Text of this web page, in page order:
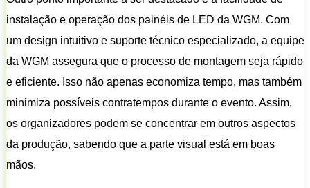
instalação e operação dos painéis de LED da WGM. Com
um design intuitivo e suporte técnico especializado, a equipe
da WGM assegura que o processo de montagem seja rápido
e eficiente. Isso não apenas economiza tempo, mas também
minimiza possíveis contratempos durante o evento. Assim,
os organizadores podem se concentrar em outros aspectos
da produção, sabendo que a parte visual está em boas
mãos.